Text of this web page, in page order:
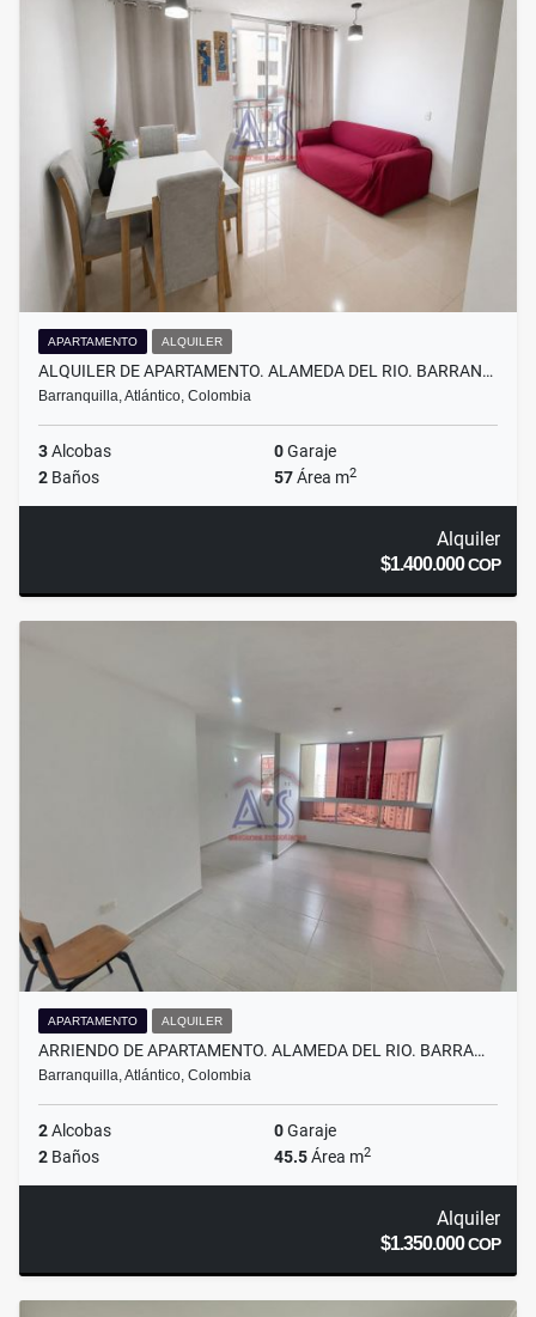
APARTAMENTO ALQUILER
ALQUILER DE APARTAMENTO. ALAMEDA DEL RIO. BARRAN…
Barranquilla, Atlántico, Colombia
3Alcobas 0Garaje
2 Baños 57Área m2
Alquiler
$1.400.000COP
APARTAMENTO ALQUILER
ARRIENDO DE APARTAMENTO. ALAMEDA DEL RIO. BARRA…
Barranquilla, Atlántico, Colombia
2Alcobas 0Garaje
2 Baños 45.5Área m2
Alquiler
$1.350.000COP